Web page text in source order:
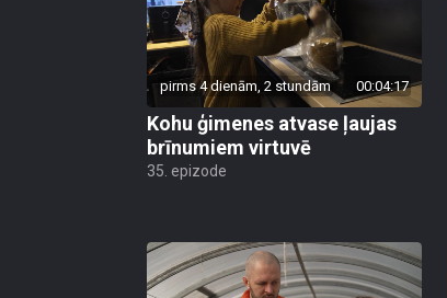
pirms 4 dienām, 2 stundām 00:04:17
Kohu ģimenes atvase ļaujas
brīnumiem virtuvē
35. epizode